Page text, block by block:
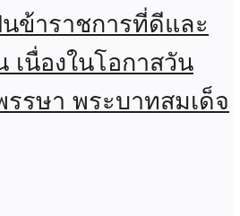
ข้าราชการที่ดีและ
เนื่องในโอกาสวัน
รษา พระบาทสมเด็จ